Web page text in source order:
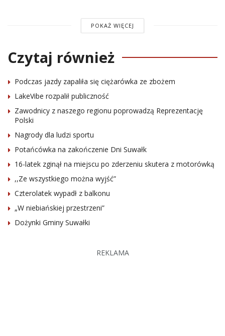
POKAŻ WIĘCEJ
Czytaj również
Podczas jazdy zapaliła się ciężarówka ze zbożem
LakeVibe rozpalił publiczność
Zawodnicy z naszego regionu poprowadzą Reprezentację
Polski
Nagrody dla ludzi sportu
Potańcówka na zakończenie Dni Suwałk
16-latek zginął na miejscu po zderzeniu skutera z motorówką
,,Ze wszystkiego można wyjść”
Czterolatek wypadł z balkonu
„W niebiańskiej przestrzeni”
Dożynki Gminy Suwałki
REKLAMA